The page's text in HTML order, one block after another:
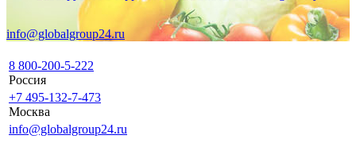
info@globalgroup24.ru
8 800-200-5-222
Россия
+7 495-132-7-473
Москва
info@globalgroup24.ru